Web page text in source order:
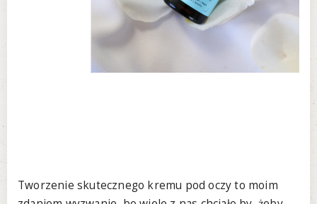
Tworzenie skutecznego kremu pod oczy to moim